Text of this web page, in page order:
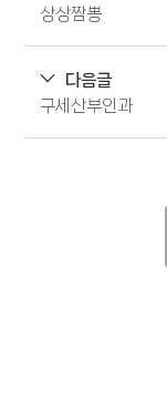
상상짬뽕
다음글
구세산부인과